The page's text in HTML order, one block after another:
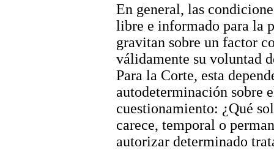
En general, las
libre e informado para la
gravitan sobre un factor
válidamente su voluntad
Para la Corte, esta
autodeterminación sobre
cuestionamiento: ¿Qué
carece, temporal o
autorizar determinado